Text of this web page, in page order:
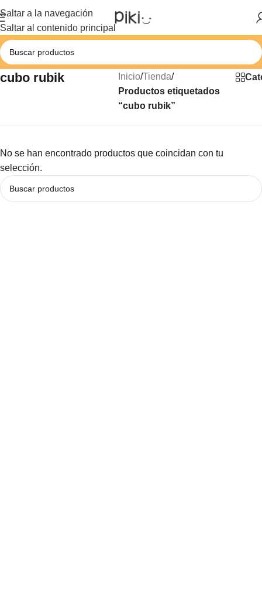
Saltar a la navegación
Saltar al contenido principal
cubo rubik Inicio/Tienda/
Productos etiquetados
“cubo rubik”
No se han encontrado productos que coincidan con tu
selección.